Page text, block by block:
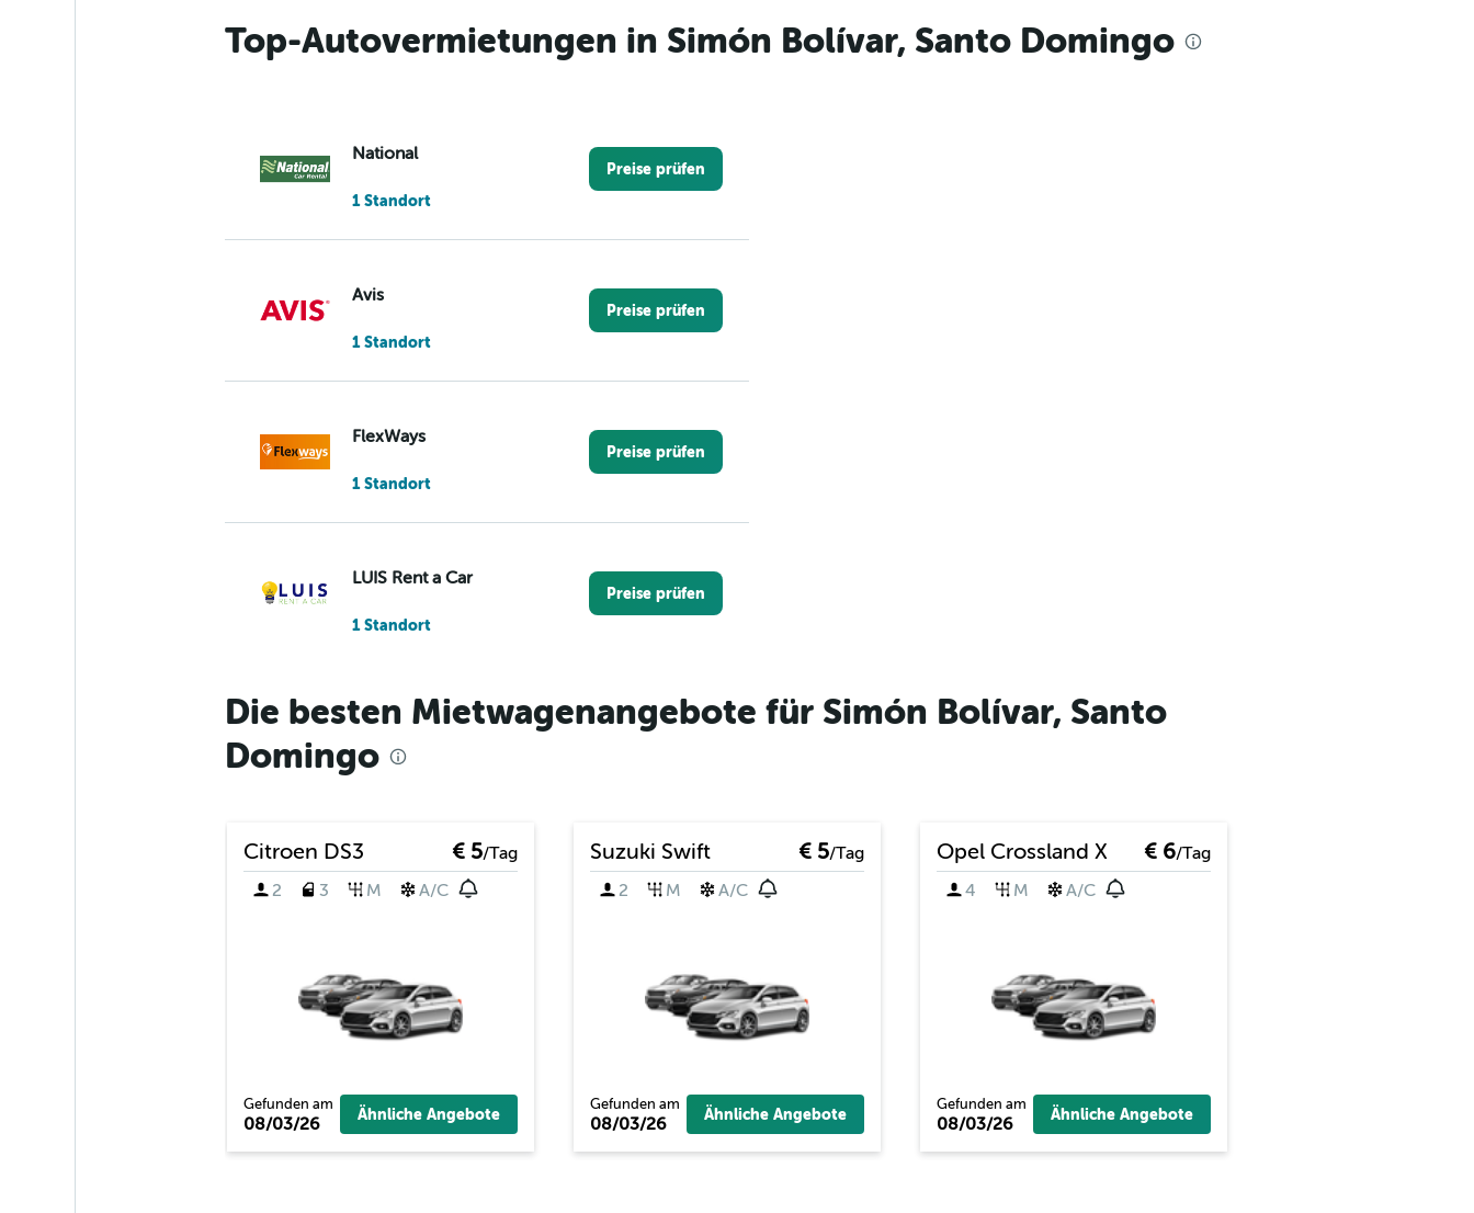
Top-Autovermietungen in Simón Bolívar, Santo Domingo
National
1 Standort
Preise prüfen
Avis
1 Standort
Preise prüfen
FlexWays
1 Standort
Preise prüfen
LUIS Rent a Car
1 Standort
Preise prüfen
Ntr Autos
1 Standort
Preise prüfen
Final Rentals
Preise prüfen
Full Renta Car
Preise prüfen
Preise prüfen
Die besten Mietwagenangebote für Simón Bolívar, Santo
Domingo
Citroen DS3 € 5/Tag
2
3 M A/C
Gefunden am
08/03/26 Ähnliche Angebote
Suzuki Swift € 5/Tag
2
M A/C
Gefunden am
08/03/26 Ähnliche Angebote
Opel Crossland X € 6/Tag
4
M A/C
Gefunden am
08/03/26 Ähnliche Angebote